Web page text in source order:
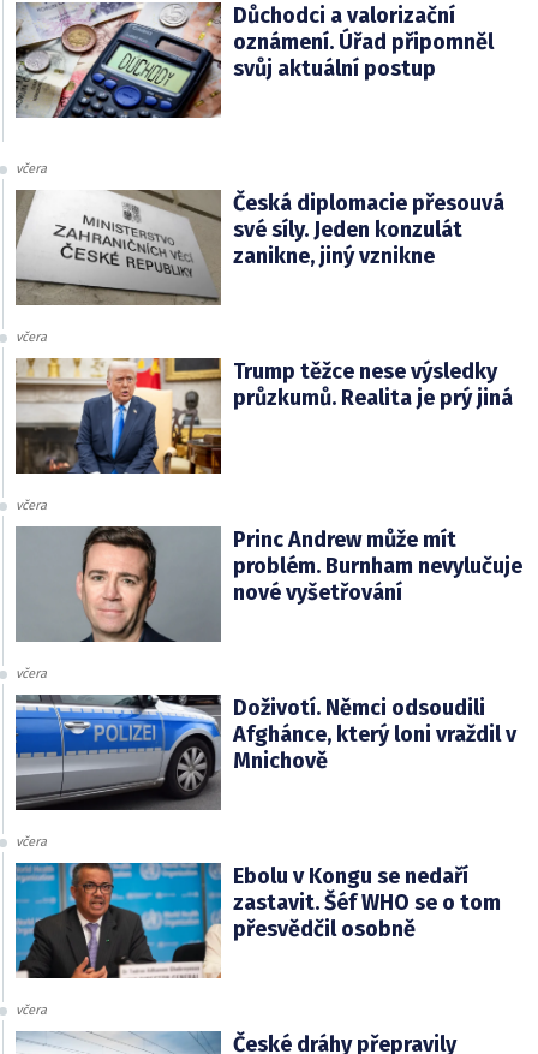
Důchodci a valorizační
oznámení. Úřad připomněl
svůj aktuální postup
včera
Česká diplomacie přesouvá
své síly. Jeden konzulát
zanikne, jiný vznikne
včera
Trump těžce nese výsledky
průzkumů. Realita je prý jiná
včera
Princ Andrew může mít
problém. Burnham nevylučuje
nové vyšetřování
včera
Doživotí. Němci odsoudili
Afghánce, který loni vraždil v
Mnichově
včera
Ebolu v Kongu se nedaří
zastavit. Šéf WHO se o tom
přesvědčil osobně
včera
České dráhy přepravily